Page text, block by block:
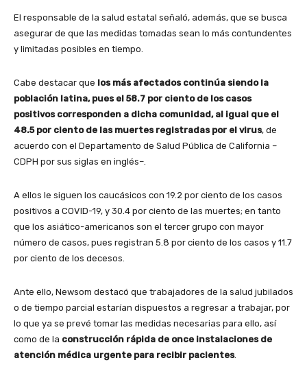
El responsable de la salud estatal señaló, además, que se busca
asegurar de que las medidas tomadas sean lo más contundentes
y limitadas posibles en tiempo.
Cabe destacar que los más afectados continúa siendo la
población latina, pues el 58.7 por ciento de los casos
positivos corresponden a dicha comunidad, al igual que el
48.5 por ciento de las muertes registradas por el virus, de
acuerdo con el Departamento de Salud Pública de California –
CDPH por sus siglas en inglés–.
A ellos le siguen los caucásicos con 19.2 por ciento de los casos
positivos a COVID-19, y 30.4 por ciento de las muertes; en tanto
que los asiático-americanos son el tercer grupo con mayor
número de casos, pues registran 5.8 por ciento de los casos y 11.7
por ciento de los decesos.
Ante ello, Newsom destacó que trabajadores de la salud jubilados
o de tiempo parcial estarían dispuestos a regresar a trabajar, por
lo que ya se prevé tomar las medidas necesarias para ello, así
como de la construcción rápida de once instalaciones de
atención médica urgente para recibir pacientes.